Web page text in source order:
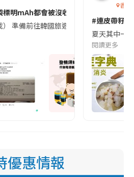
標明mAh都會被沒收😱出發前切記檢查
） 準備前往韓國旅遊的民眾，近期要
香港
#連皮帶籽
夏天其中一
閱讀更多
優惠情報